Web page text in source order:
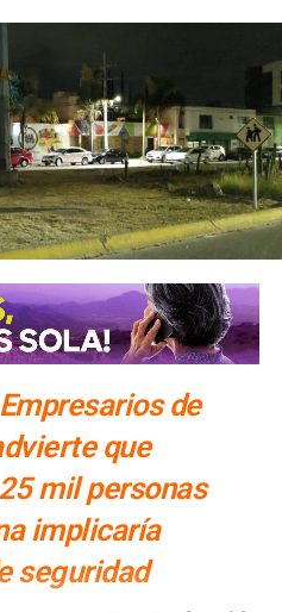
de
que
mil personas
implicaría
seguridad